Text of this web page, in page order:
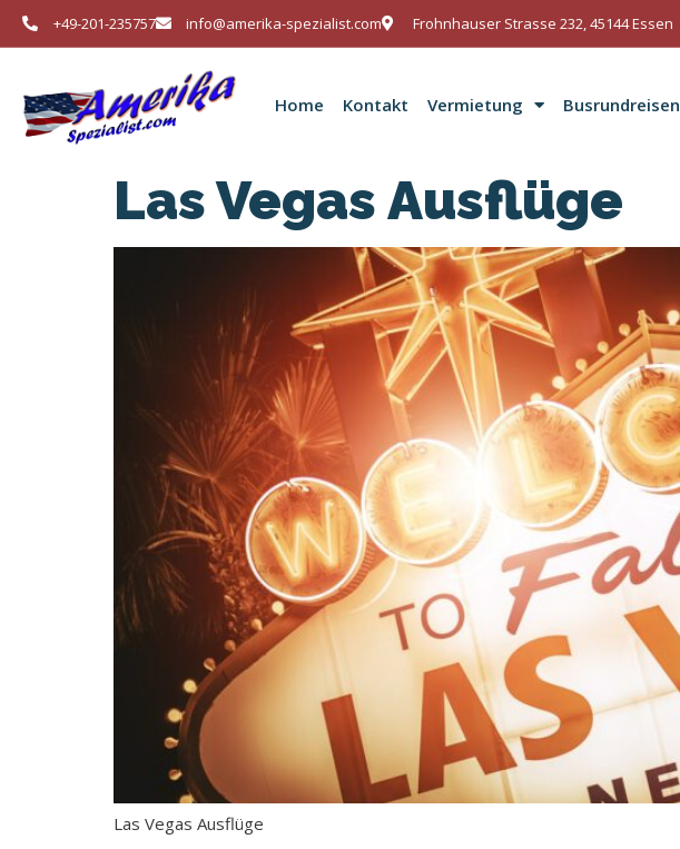
+49-201-235757 info@amerika-spezialist.com Frohnhauser Strasse 232, 45144 Essen
Home Kontakt Vermietung Busrundreisen
Las Vegas Ausflüge
Las Vegas Ausflüge